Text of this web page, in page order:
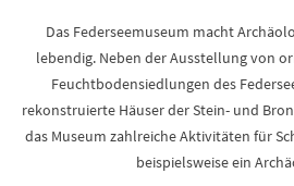
Das Federseemuseum macht
lebendig. Neben der Ausstellung von
Feuchtbodensiedlungen des
rekonstruierte Häuser der Stein- und
das Museum zahlreiche Aktivitäten für
beispielsweise ein